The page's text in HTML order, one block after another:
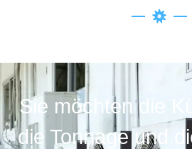
Sie möchten die
die Tonnage und